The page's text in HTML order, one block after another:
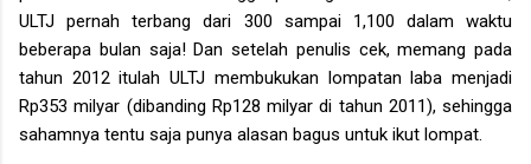
ULTJ pernah terbang dari 300 sampai 1,100 dalam waktu
beberapa bulan saja! Dan setelah penulis cek, memang pada
tahun 2012 itulah ULTJ membukukan lompatan laba menjadi
Rp353 milyar (dibanding Rp128 milyar di tahun 2011), sehingga
sahamnya tentu saja punya alasan bagus untuk ikut lompat.